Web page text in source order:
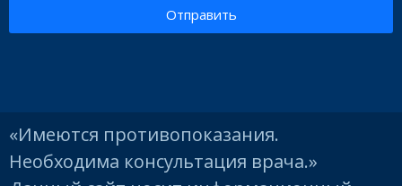
Отправить
«Имеются противопоказания.
Необходима консультация врача.»